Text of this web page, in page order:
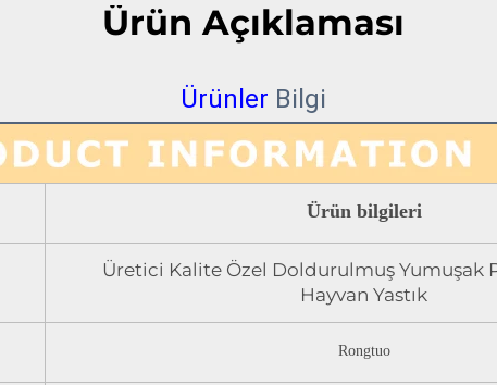
Ürün Açıklaması
Ürünler Bilgi
Ürün bilgileri
Üretici Kalite Özel Doldurulmuş Yumuşak
Hayvan Yastık
Rongtuo